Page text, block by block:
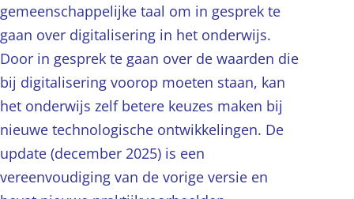
gemeenschappelijke taal om in gesprek te
gaan over digitalisering in het onderwijs.
Door in gesprek te gaan over de waarden die
bij digitalisering voorop moeten staan, kan
het onderwijs zelf betere keuzes maken bij
nieuwe technologische ontwikkelingen. De
update (december 2025) is een
vereenvoudiging van de vorige versie en